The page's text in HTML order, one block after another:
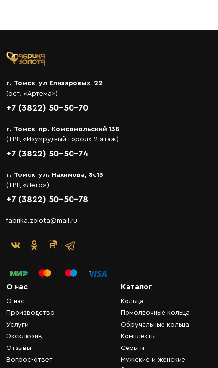
г. Томск, ул Елизаровых, 22
(ост. «Артема»)
+7 (3822) 50-50-70
г. Томск, пр. Комсомольский 13Б
(ТРЦ «Изумрудный город» 2 этаж)
+7 (3822) 50-50-74
г. Томск, ул. Нахимова, 8с13
(ТРЦ «Лето»)
+7 (3822) 50-50-78
fabrika.zolota@mail.ru
О нас
О нас
Производство
Услуги
Эксклюзив
Отзывы
Вопрос-ответ
Каталог
Кольца
Помолвочные кольца
Обручальные кольца
Комплекты
Серьги
Мужские и женские